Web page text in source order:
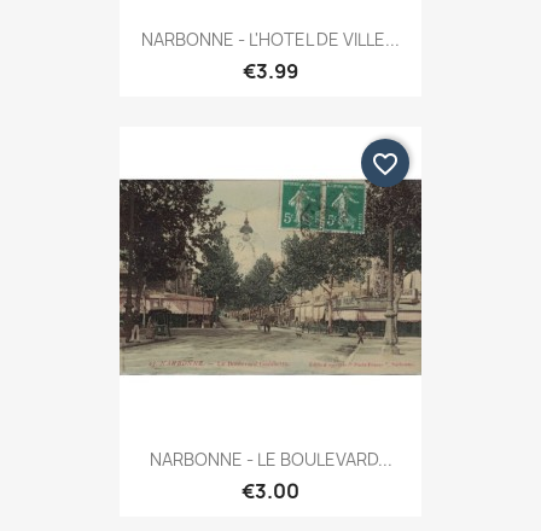
NARBONNE - L'HOTEL DE VILLE...
€3.99
NARBONNE - LE BOULEVARD...
€3.00
favorite_border